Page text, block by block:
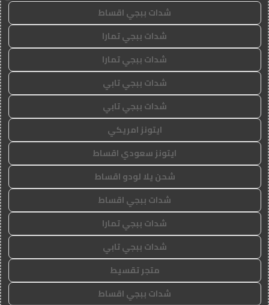
شدات ببجي اقساط
شدات ببجي تمارا
شدات ببجي تمارا
شدات ببجي تابي
شدات ببجي تابي
ايتونز امريكي
ايتونز سعودي اقساط
شحن يلا لودو اقساط
شدات ببجي اقساط
شدات ببجي تمارا
شدات ببجي تابي
متجر تقسيط
شدات ببجي اقساط